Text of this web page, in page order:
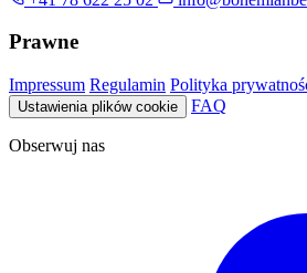
Prawne
Impressum Regulamin Polityka
Ustawienia plików cookie FAQ
Obserwuj nas